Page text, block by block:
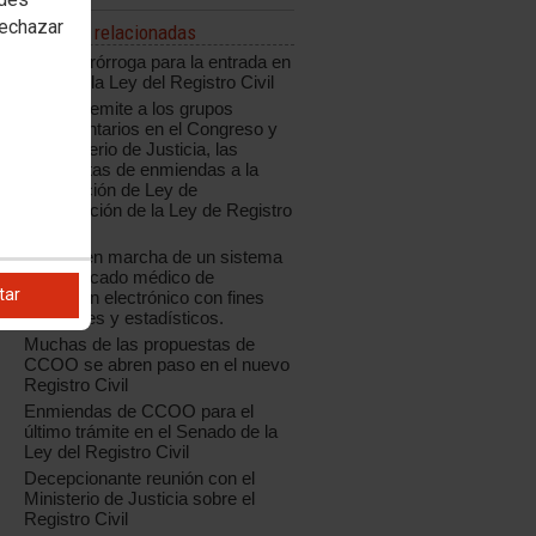
Noticias relacionadas
Nueva prórroga para la entrada en
vigor de la Ley del Registro Civil
CCOO remite a los grupos
parlamentarios en el Congreso y
al Ministerio de Justicia, las
propuestas de enmiendas a la
Proposición de Ley de
Modificación de la Ley de Registro
Puesta en marcha de un sistema
de certificado médico de
defunción electrónico con fines
registrales y estadísticos.
Muchas de las propuestas de
CCOO se abren paso en el nuevo
Registro Civil
Enmiendas de CCOO para el
último trámite en el Senado de la
Ley del Registro Civil
Decepcionante reunión con el
Ministerio de Justicia sobre el
Registro Civil